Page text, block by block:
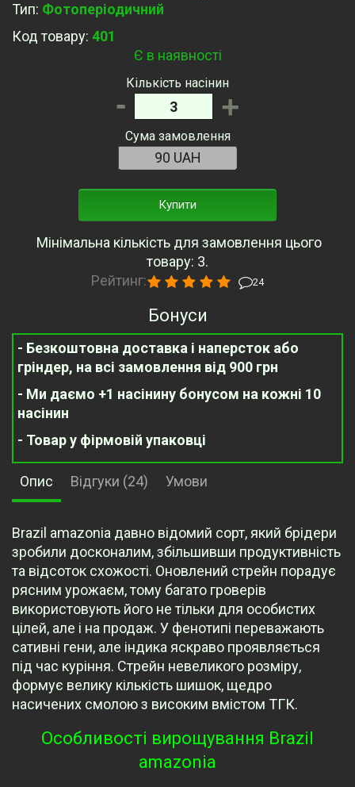
Тип: Фотоперіодичний
Код товару: 401
Є в наявності
Кількість насінин
- +
Сума замовлення
Купити
Мінімальна кількість для замовлення цього
товару: 3.
Рейтинг:
24
Бонуси
- Безкоштовна доставка і наперсток або
гріндер, на всі замовлення від 900 грн
- Ми даємо +1 насінину бонусом на кожні 10
насінин
- Товар у фірмовій упаковці
Опис Відгуки (24) Умови
Brazil amazonia давно відомий сорт, який брідери
зробили досконалим, збільшивши продуктивність
та відсоток схожості. Оновлений стрейн порадує
рясним урожаєм, тому багато гроверів
використовують його не тільки для особистих
цілей, але і на продаж. У фенотипі переважають
сативні гени, але індика яскраво проявляється
під час куріння. Стрейн невеликого розміру,
формує велику кількість шишок, щедро
насичених смолою з високим вмістом ТГК.
Особливості вирощування Brazil
amazonia